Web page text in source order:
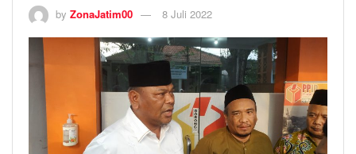
by ZonaJatim00 8 Juli 2022